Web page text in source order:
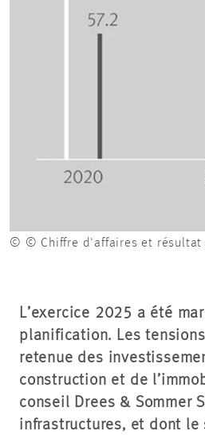
© © Chiffre d'affaires et résultat
L’exercice 2025 a été
planification. Les
retenue des
construction et de
conseil Drees & Sommer
infrastructures, et dont